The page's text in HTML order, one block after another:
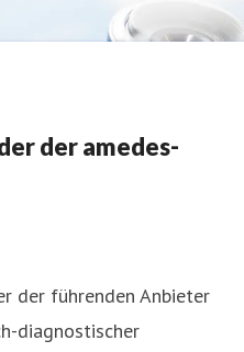
der amedes-
der führenden Anbieter
diagnostischer